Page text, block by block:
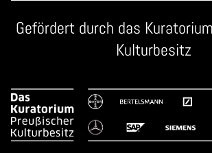
Gefördert durch das
Kulturbesitz